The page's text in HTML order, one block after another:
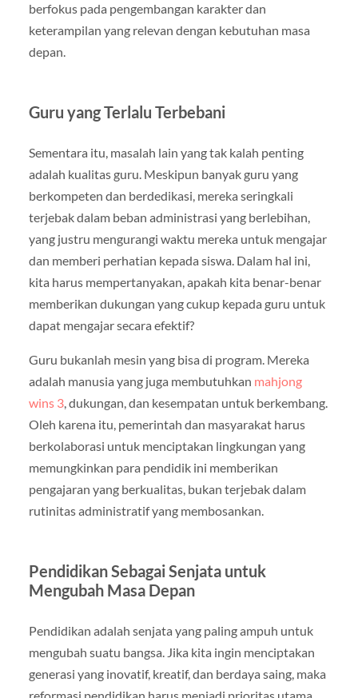
berfokus pada pengembangan karakter dan
keterampilan yang relevan dengan kebutuhan masa
depan.
Guru yang Terlalu Terbebani
Sementara itu, masalah lain yang tak kalah penting
adalah kualitas guru. Meskipun banyak guru yang
berkompeten dan berdedikasi, mereka seringkali
terjebak dalam beban administrasi yang berlebihan,
yang justru mengurangi waktu mereka untuk mengajar
dan memberi perhatian kepada siswa. Dalam hal ini,
kita harus mempertanyakan, apakah kita benar-benar
memberikan dukungan yang cukup kepada guru untuk
dapat mengajar secara efektif?
Guru bukanlah mesin yang bisa di program. Mereka
adalah manusia yang juga membutuhkan mahjong
wins 3, dukungan, dan kesempatan untuk berkembang.
Oleh karena itu, pemerintah dan masyarakat harus
berkolaborasi untuk menciptakan lingkungan yang
memungkinkan para pendidik ini memberikan
pengajaran yang berkualitas, bukan terjebak dalam
rutinitas administratif yang membosankan.
Pendidikan Sebagai Senjata untuk
Mengubah Masa Depan
Pendidikan adalah senjata yang paling ampuh untuk
mengubah suatu bangsa. Jika kita ingin menciptakan
generasi yang inovatif, kreatif, dan berdaya saing, maka